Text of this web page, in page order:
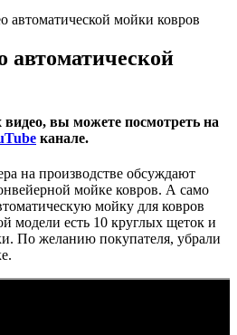
автоматической мойки ковров
автоматической
вы можете посмотреть на
канале.
на производстве обсуждают
мойке ковров. А само
мойку для ковров
модели есть 10 круглых щеток и
По желанию покупателя, убрали